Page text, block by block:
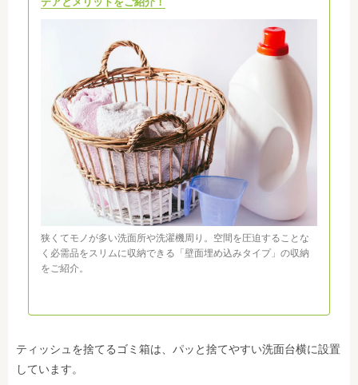
狭くてモノが多い洗面所や洗濯機周り。空間を圧迫することな
く必需品をスリムに収納できる「壁面埋め込みタイプ」の収納
をご紹介。
ティッシュを捨てるゴミ箱は、パッと捨てやすい洗面台横に設置
しています。